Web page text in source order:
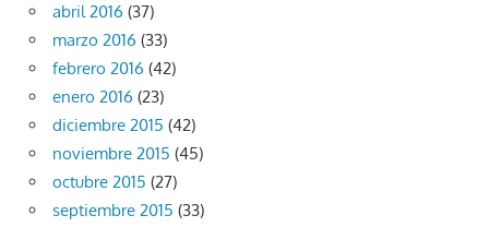
abril 2016 (37)
marzo 2016 (33)
febrero 2016 (42)
enero 2016 (23)
diciembre 2015 (42)
noviembre 2015 (45)
octubre 2015 (27)
septiembre 2015 (33)